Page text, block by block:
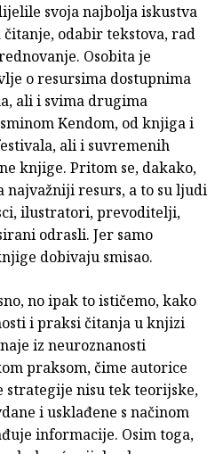
svoja najbolja iskustva
odabir tekstova, rad
Osobita je
o resursima dostupnima
ali i svima drugima
Kendom, od knjiga i
ali i suvremenih
knjige. Pritom se, dakako,
najvažniji resurs, a to su ljudi
ilustratori, prevoditelji,
odrasli. Jer samo
dobivaju smisao.
no ipak to ističemo, kako
i praksi čitanja u knjizi
iz neuroznanosti
praksom, čime autorice
strategije nisu tek teorijske,
i usklađene s načinom
informacije. Osim toga,